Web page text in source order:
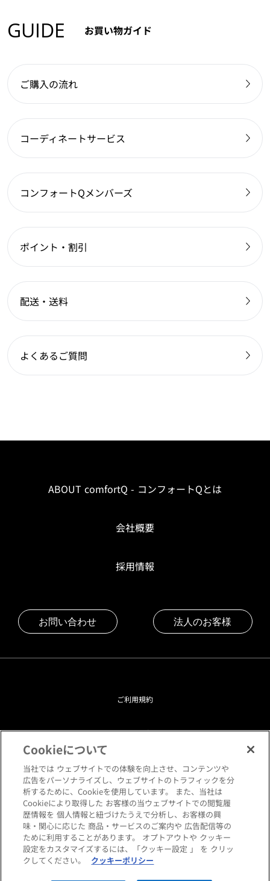
GUIDE お買い物ガイド
ご購入の流れ
コーディネートサービス
コンフォートQメンバーズ
ポイント・割引
配送・送料
よくあるご質問
ABOUT comfortQ - コンフォートQとは
会社概要
採用情報
お問い合わせ 法人のお客様
Copyright © HANKYU HOME STYLING Co.,LTD All rights reserved.
ご利用規約
プライバシーポリシー
クッキーポリシー
閲覧環境について
サイトマップ
Cookieについて
当社では ウェブサイトでの体験を向上させ、コンテンツや
広告をパーソナライズし、ウェブサイトのトラフィックを分
析するために、Cookieを使用しています。 また、当社は
Cookieにより取得した お客様の当ウェブサイトでの閲覧履
歴情報を 個人情報と紐づけたうえで分析し、お客様の興
味・関心に応じた 商品・サービスのご案内や 広告配信等の
ために利用することがあります。 オプトアウトや クッキー
設定をカスタマイズするには、「クッキー設定 」 を クリッ
クしてください。
クッキーポリシー